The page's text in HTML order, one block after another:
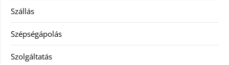
Szállás
Szépségápolás
Szolgáltatás